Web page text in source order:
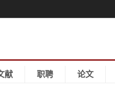
献 职聘 论文